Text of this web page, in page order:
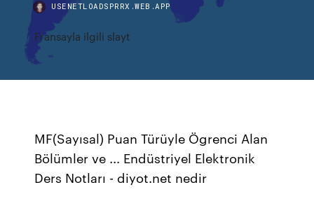
USENETLOADSPRRX.WEB.APP
Fransayla ilgili slayt
MF(Sayısal) Puan Türüyle Ögrenci Alan
Bölümler ve ... Endüstriyel Elektronik
Ders Notları - diyot.net nedir